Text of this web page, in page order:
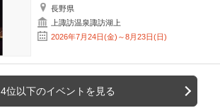
長野県
上諏訪温泉諏訪湖上
2026年7月24日(金)～8月23日(日)
4位以下のイベントを見る